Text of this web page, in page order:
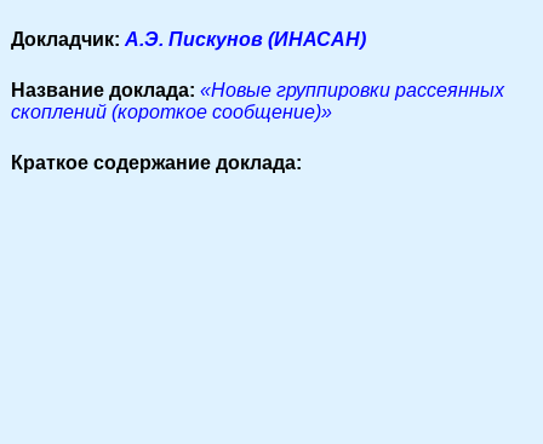
Докладчик: А.Э. Пискунов (ИНАСАН)
Название доклада: «Новые группировки рассеянных
скоплений (короткое сообщение)»
Краткое содержание доклада: